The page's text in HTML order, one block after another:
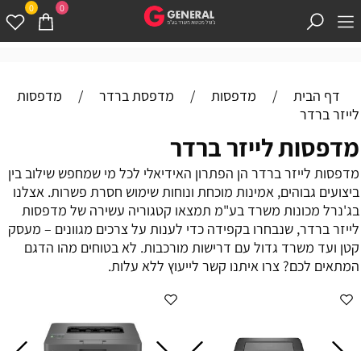
0 0
דף הבית / מדפסות / מדפסת ברדר /
מדפסות
לייזר ברדר
מדפסות לייזר ברדר
מדפסות לייזר ברדר הן הפתרון האידיאלי לכל מי שמחפש שילוב בין
ביצועים גבוהים, אמינות מוכחת ונוחות שימוש חסרת פשרות. אצלנו
בג'נרל מכונות משרד בע"מ תמצאו קטגוריה עשירה של מדפסות
לייזר ברדר, שנבחרו בקפידה כדי לענות על צרכים מגוונים – מעסק
קטן ועד משרד גדול עם דרישות מורכבות. לא בטוחים מהו הדגם
המתאים לכם? צרו איתנו קשר לייעוץ ללא עלות.